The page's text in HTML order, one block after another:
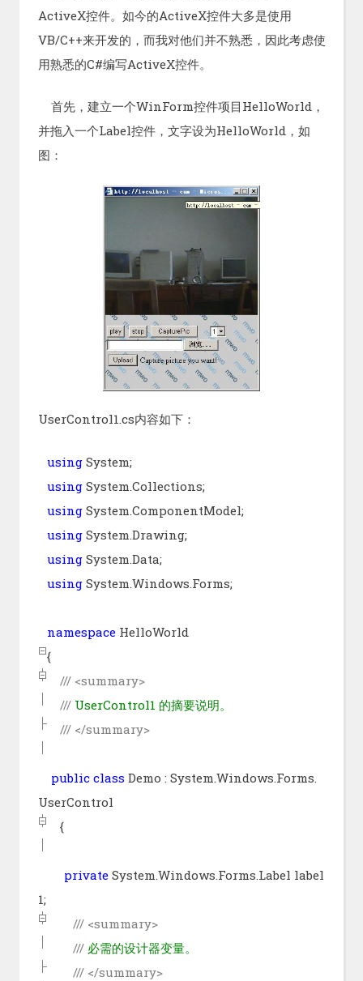
ActiveX控件。如今的ActiveX控件大多是使用
VB/C++来开发的，而我对他们并不熟悉，因此考虑使
用熟悉的C#编写ActiveX控件。
首先，建立一个WinForm控件项目HelloWorld，
并拖入一个Label控件，文字设为HelloWorld，如
图：
UserControl1.cs内容如下：
usingSystem;
usingSystem.Collections;
usingSystem.ComponentModel;
usingSystem.Drawing;
usingSystem.Data;
usingSystem.Windows.Forms;
namespaceHelloWorld
{
/// <summary>
///UserControl1 的摘要说明。
/// </summary>
public class Demo : System.Windows.Forms.
UserControl
{
privateSystem.Windows.Forms.Label label
1;
/// <summary>
///必需的设计器变量。
/// </summary>